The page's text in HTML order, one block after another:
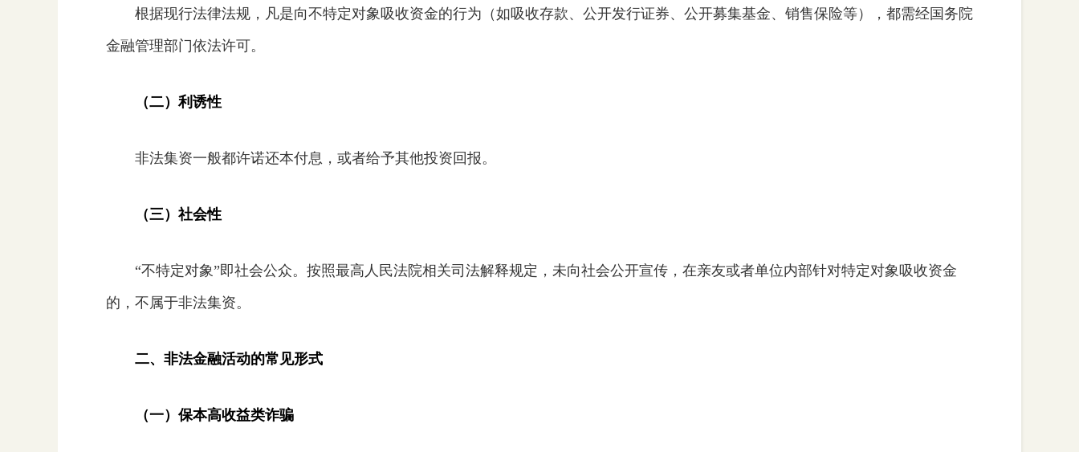
根据现行法律法规，凡是向不特定对象吸收资金的行为（如吸收存款、公开发行证券、公开募集基金、销售保险等），都需经国务院
金融管理部门依法许可。
（二）利诱性
非法集资一般都许诺还本付息，或者给予其他投资回报。
（三）社会性
“不特定对象”即社会公众。按照最高人民法院相关司法解释规定，未向社会公开宣传，在亲友或者单位内部针对特定对象吸收资金
的，不属于非法集资。
二、非法金融活动的常见形式
（一）保本高收益类诈骗